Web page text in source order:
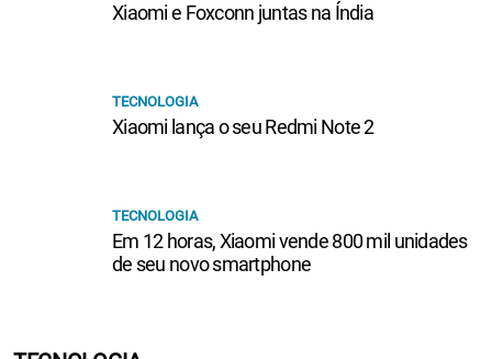
Xiaomi e Foxconn juntas na Índia
TECNOLOGIA
Xiaomi lança o seu Redmi Note 2
TECNOLOGIA
Em 12 horas, Xiaomi vende 800 mil unidades
de seu novo smartphone